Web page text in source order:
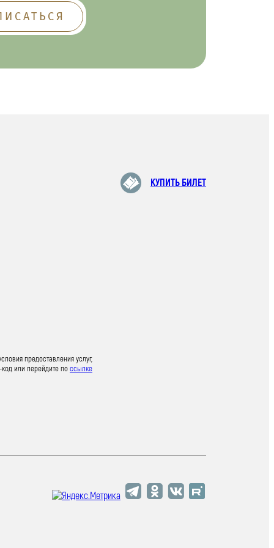
КУПИТЬ БИЛЕТ
предоставления услуг,
код или перейдите поссылке